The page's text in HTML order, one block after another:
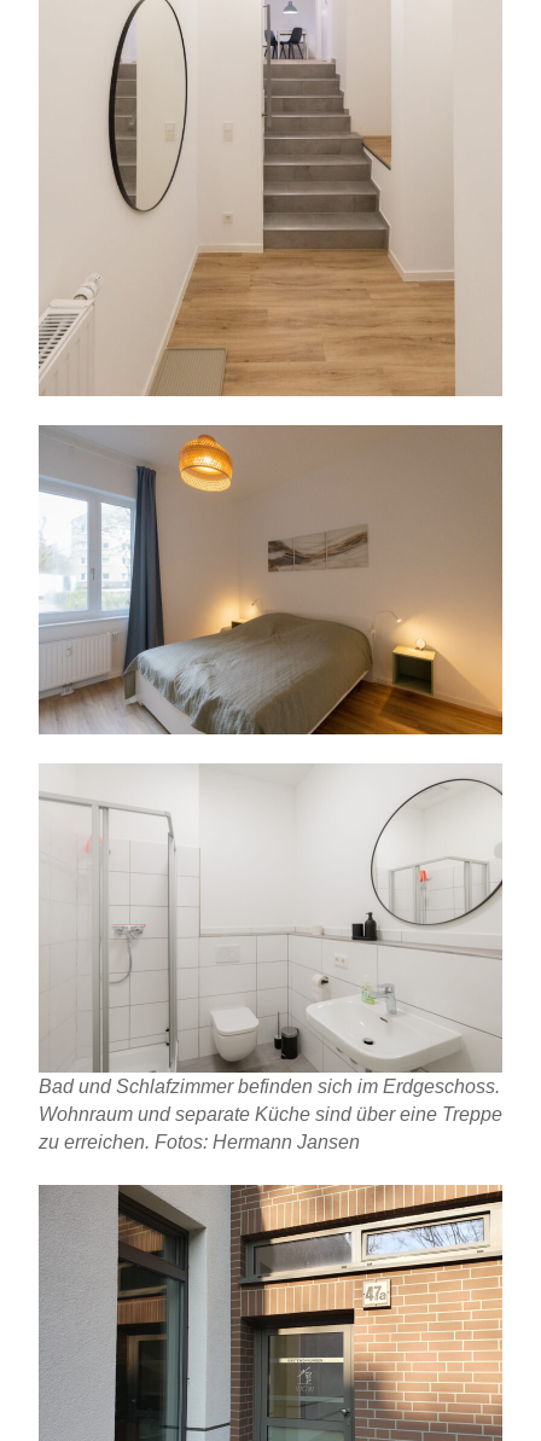
Bad und Schlafzimmer befinden sich im Erdgeschoss.
Wohnraum und separate Küche sind über eine Treppe
zu erreichen. Fotos: Hermann Jansen